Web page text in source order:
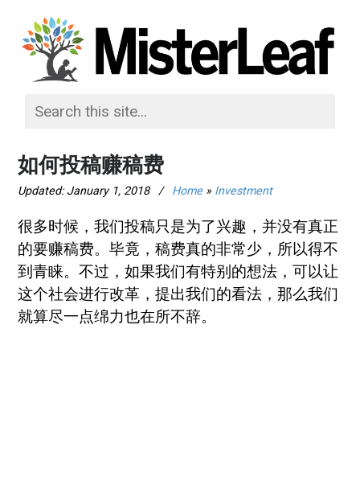
如何投稿赚稿费
Updated: January 1, 2018 / Home» Investment
很多时候，我们投稿只是为了兴趣，并没有真正
的要赚稿费。毕竟，稿费真的非常少，所以得不
到青睐。不过，如果我们有特别的想法，可以让
这个社会进行改革，提出我们的看法，那么我们
就算尽一点绵力也在所不辞。